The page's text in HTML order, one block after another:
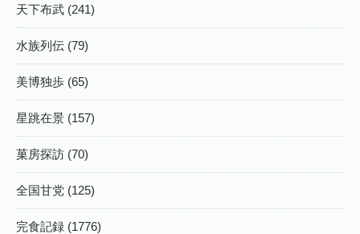
天下布武 (241)
水族列伝 (79)
美博独歩 (65)
星跳在景 (157)
菓房探訪 (70)
全国甘党 (125)
完食記録 (1776)